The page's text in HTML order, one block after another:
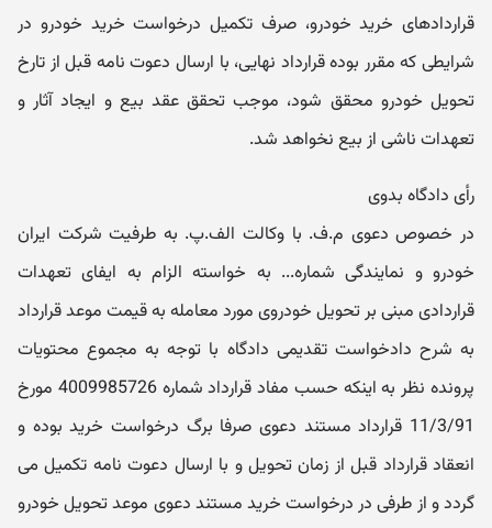
قراردادهای خرید خودرو، صرف تکمیل درخواست خرید خودرو در
شرایطی که مقرر بوده قرارداد نهایی، با ارسال دعوت نامه قبل از تارخ
تحویل خودرو محقق شود، موجب تحقق عقد بیع و ایجاد آثار و
تعهدات ناشی از بیع نخواهد شد.
رأی دادگاه بدوی
در خصوص دعوی م.ف. با وکالت الف.پ. به طرفیت شرکت ایران
خودرو و نمایندگی شماره... به خواسته الزام به ایفای تعهدات
قراردادی مبنی بر تحویل خودروی مورد معامله به قیمت موعد قرارداد
به شرح دادخواست تقدیمی دادگاه با توجه به مجموع محتویات
پرونده نظر به اینکه حسب مفاد قرارداد شماره 4009985726 مورخ
11/3/91 قرارداد مستند دعوی صرفا برگ درخواست خرید بوده و
انعقاد قرارداد قبل از زمان تحویل و با ارسال دعوت نامه تکمیل می
گردد و از طرفی در درخواست خرید مستند دعوی موعد تحویل خودرو